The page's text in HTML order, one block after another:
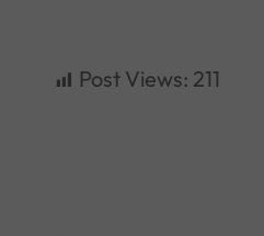
Post Views: 211